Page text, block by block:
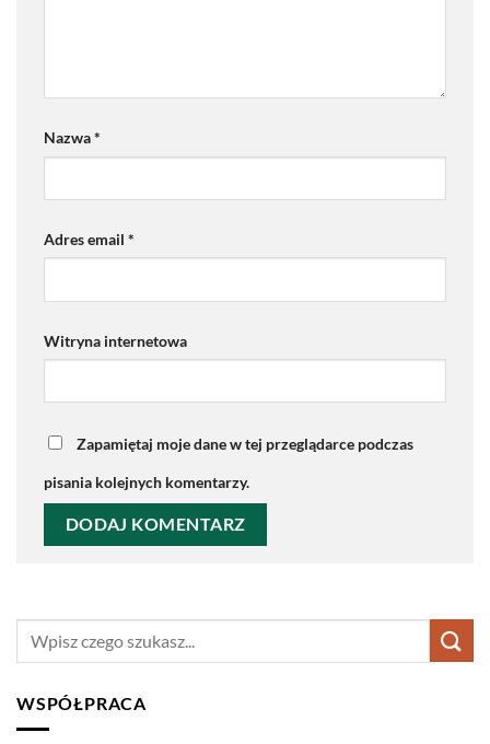
Nazwa*
Adres email *
Witryna internetowa
Zapamiętaj moje dane w tej przeglądarce podczas
pisania kolejnych komentarzy.
WSPÓŁPRACA